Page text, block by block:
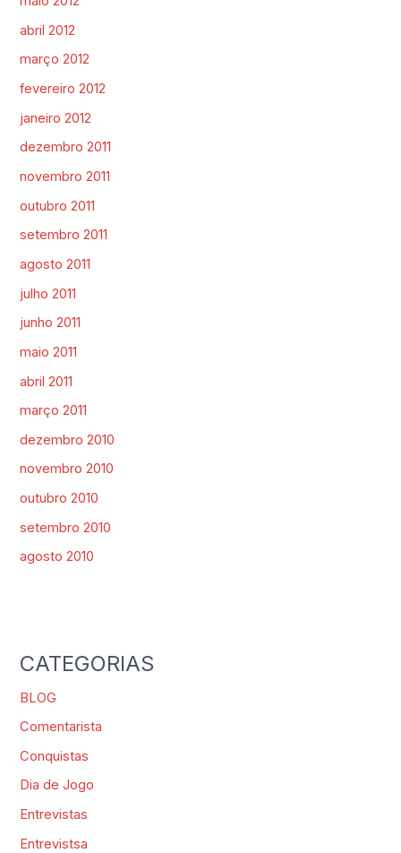
abril 2012
março 2012
fevereiro 2012
janeiro 2012
dezembro 2011
novembro 2011
outubro 2011
setembro 2011
agosto 2011
julho 2011
junho 2011
maio 2011
abril 2011
março 2011
dezembro 2010
novembro 2010
outubro 2010
setembro 2010
agosto 2010
CATEGORIAS
BLOG
Comentarista
Conquistas
Dia de Jogo
Entrevistas
Entrevistsa